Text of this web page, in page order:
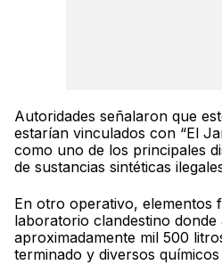
Autoridades señalaron que
estarían vinculados con “El
como uno de los principales
de sustancias sintéticas
En otro operativo, elementos
laboratorio clandestino
aproximadamente mil 500
terminado y diversos químicos